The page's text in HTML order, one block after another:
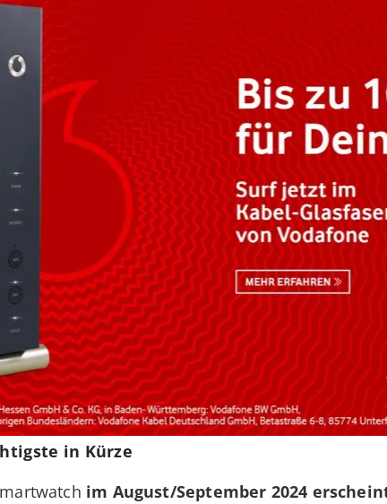
in Kürze
im August/September 2024